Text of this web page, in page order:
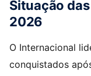
Situação
2026
O Internacional
conquistados